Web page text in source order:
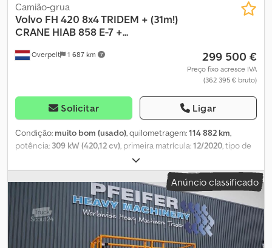
Overpelt 1 687 km
Camião-grua
Volvo FH 420 8x4 TRIDEM + (31m!)
CRANE HIAB 858 E-7 +...
299 500 €
Preço fixo acresce IVA
(362 395 € bruto)
Solicitar Ligar
Condição: muito bom (usado), quilometragem:114 882 km,
potência: 309 kW (420,12 cv), primeira matrícula:12/2020, tipo de
, configuração de eixo:
eixos:5 200 mm, combustível:diesel, cor:outro, cabina do
condutor:cabina-cama, tipo de engrenagem:automático,
número de velocidades: 12, classe de emissão:Euro 6, número de
lugares:2, Ano de fabrico: 2020, horas de funcionamento:8 051 h,
Equipamento:
ABS, acoplamento de reboque, grua, regulação
, = Outras opções e acessórios = - 4 EIXOS -
Anúncio classificado